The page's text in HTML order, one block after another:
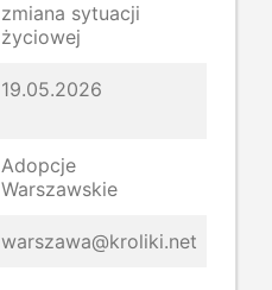
zmiana sytuacji
życiowej
19.05.2026
Adopcje
Warszawskie
warszawa@kroliki.net